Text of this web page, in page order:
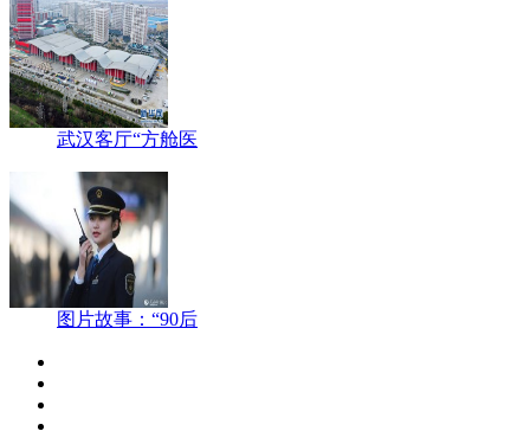
武汉客厅“方舱医
图片故事：“90后